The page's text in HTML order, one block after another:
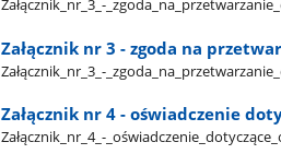
Załącznik​_nr​_3​_-​
Załącznik nr 3 - zgoda na
Załącznik​_nr​_3​_-​
Załącznik nr 4 - oświadczenie
Załącznik​_nr​_4​_-​